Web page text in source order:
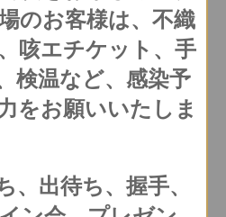
のお客様は、不織
咳エチケット、手
検温など、感染予
をお願いいたしま
出待ち、握手、